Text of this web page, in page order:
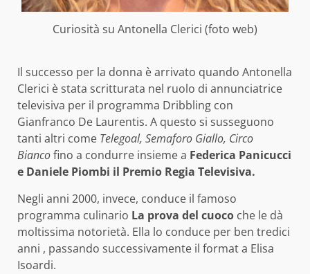
Curiosità su Antonella Clerici (foto web)
Il successo per la donna è arrivato quando Antonella
Clerici è stata scritturata nel ruolo di annunciatrice
televisiva per il programma Dribbling con
Gianfranco De Laurentis. A questo si susseguono
tanti altri come Telegoal, Semaforo Giallo, Circo
Biancofino a condurre insieme a Federica Panicucci
e Daniele Piombi il Premio Regia Televisiva.
Negli anni 2000, invece, conduce il famoso
programma culinario La prova del cuoco che le dà
moltissima notorietà. Ella lo conduce per ben tredici
anni , passando successivamente il format a Elisa
Isoardi.